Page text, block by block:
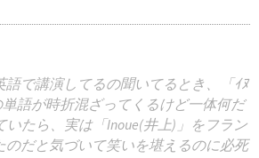
語で講演してるの聞いてるとき、「ｲﾇ
語が時折混ざってくるけど一体何だ
いたら、実は「Inoue(井上)」をフラン
のだと気づいて笑いを堪えるのに必死